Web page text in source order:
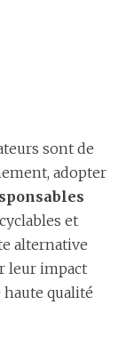
sont de
adopter
et
alternative
leur impact
qualité